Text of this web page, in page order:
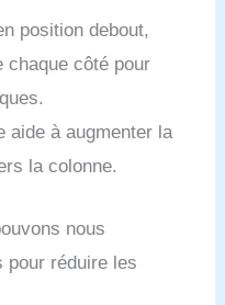
position debout,
chaque côté pour
aide à augmenter la
la colonne.
nous
pour réduire les